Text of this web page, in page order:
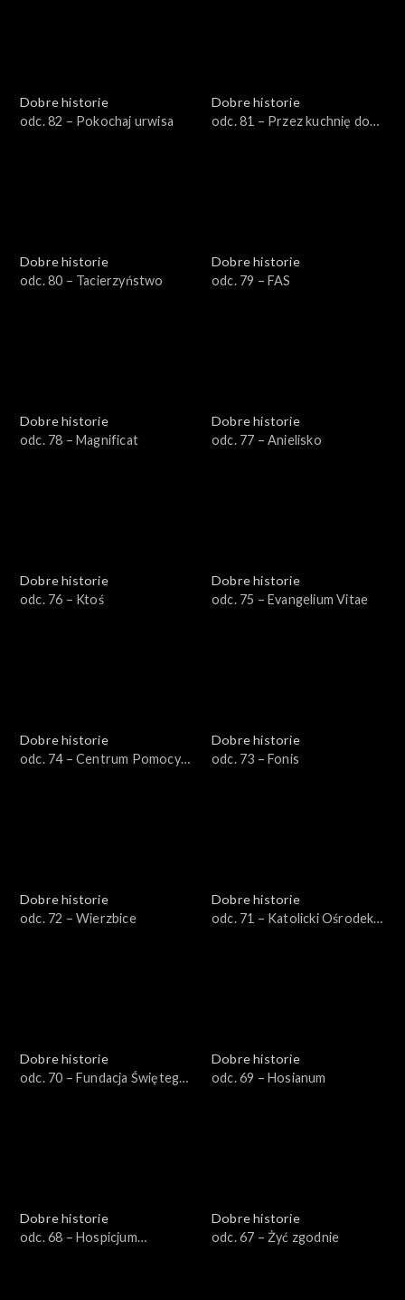
Dobre historie
odc. 82 – Pokochaj urwisa
Dobre historie
odc. 81 – Przez kuchnię do
Dobre historie
odc. 80 – Tacierzyństwo
Dobre historie
odc. 79 – FAS
Dobre historie
odc. 78 – Magnificat
Dobre historie
odc. 77 – Anielisko
Dobre historie
odc. 76 – Ktoś
Dobre historie
odc. 75 – Evangelium Vitae
Dobre historie
odc. 74 – Centrum Pomocy
Dobre historie
odc. 73 – Fonis
Dobre historie
odc. 72 – Wierzbice
Dobre historie
odc. 71 – Katolicki Ośrodek
Dobre historie
odc. 70 – Fundacja Świętego
Dobre historie
odc. 69 – Hosianum
Dobre historie
odc. 68 – Hospicjum
Dobre historie
odc. 67 – Żyć zgodnie